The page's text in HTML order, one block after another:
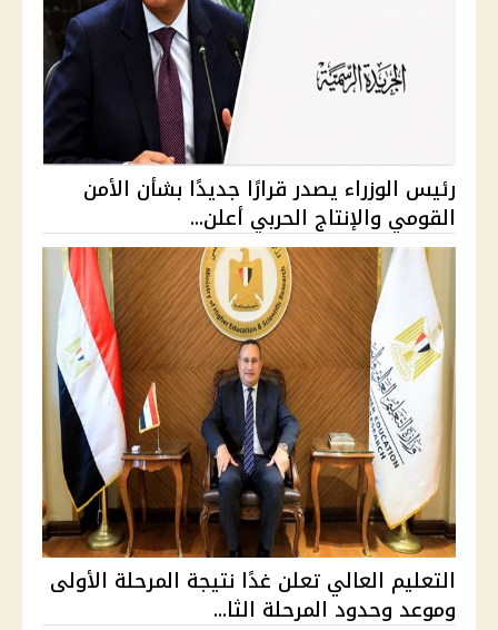
رئيس الوزراء يصدر قرارًا جديدًا بشأن الأمن
القومي والإنتاج الحربي أعلن...
التعليم العالي تعلن غدًا نتيجة المرحلة الأولى
وموعد وحدود المرحلة الثا...